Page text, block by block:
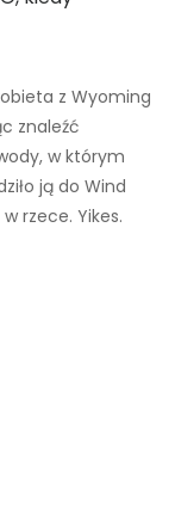
z Wyoming
znaleźć
w którym
ją do Wind
rzece. Yikes.